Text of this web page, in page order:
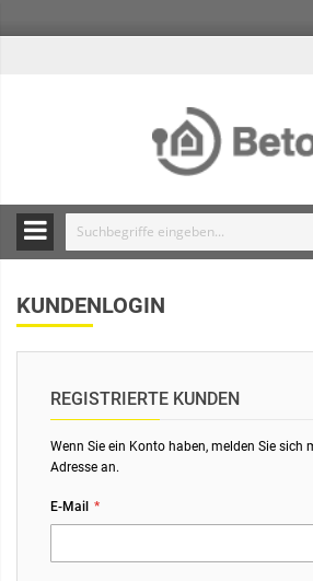
Durchsuche
Produkte
des
KUNDENLOGIN
REGISTRIERTE KUNDEN
Wenn Sie ein Konto haben, melden Sie sich
Adresse an.
E-Mail